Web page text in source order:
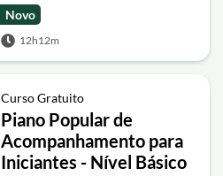
Novo
12h12m
Curso Gratuito
Piano Popular de
Acompanhamento para
Iniciantes - Nível Básico